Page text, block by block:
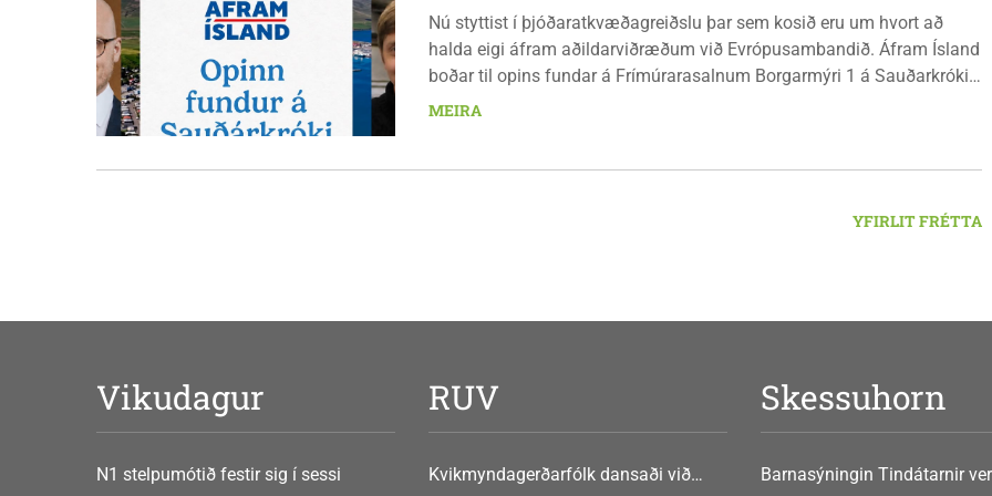
Nú styttist í þjóðaratkvæðagreiðslu þar sem kosið eru um hvort að
halda eigi áfram aðildarviðræðum við Evrópusambandið. Áfram Ísland
boðar til opins fundar á Frímúrarasalnum Borgarmýri 1 á Sauðarkróki,
laugardaginn 8. ágúst kl. 17:30. Fundurinn er öllum opinn en skráning
MEIRA
YFIRLIT FRÉTTA
Vikudagur
N1 stelpumótið festir sig í sessi
RUV
Kvikmyndagerðarfólk dansaði við
Skessuhorn
Barnasýningin Tindátarnir